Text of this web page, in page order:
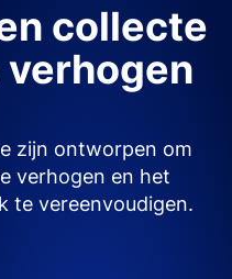
collecte
zijn ontworpen om
verhogen en het
te vereenvoudigen.